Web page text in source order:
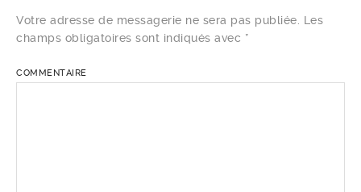
Votre adresse de messagerie ne sera pas publiée.
Les
champs obligatoires sont indiqués avec *
COMMENTAIRE